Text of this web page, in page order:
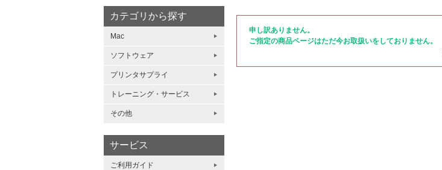
申し訳ありません。
ご指定の商品ページはただ今お取扱いをしておりません。
カテゴリから探す
Mac
ソフトウェア
プリンタサプライ
トレーニング・サービス
その他
サービス
ご利用ガイド